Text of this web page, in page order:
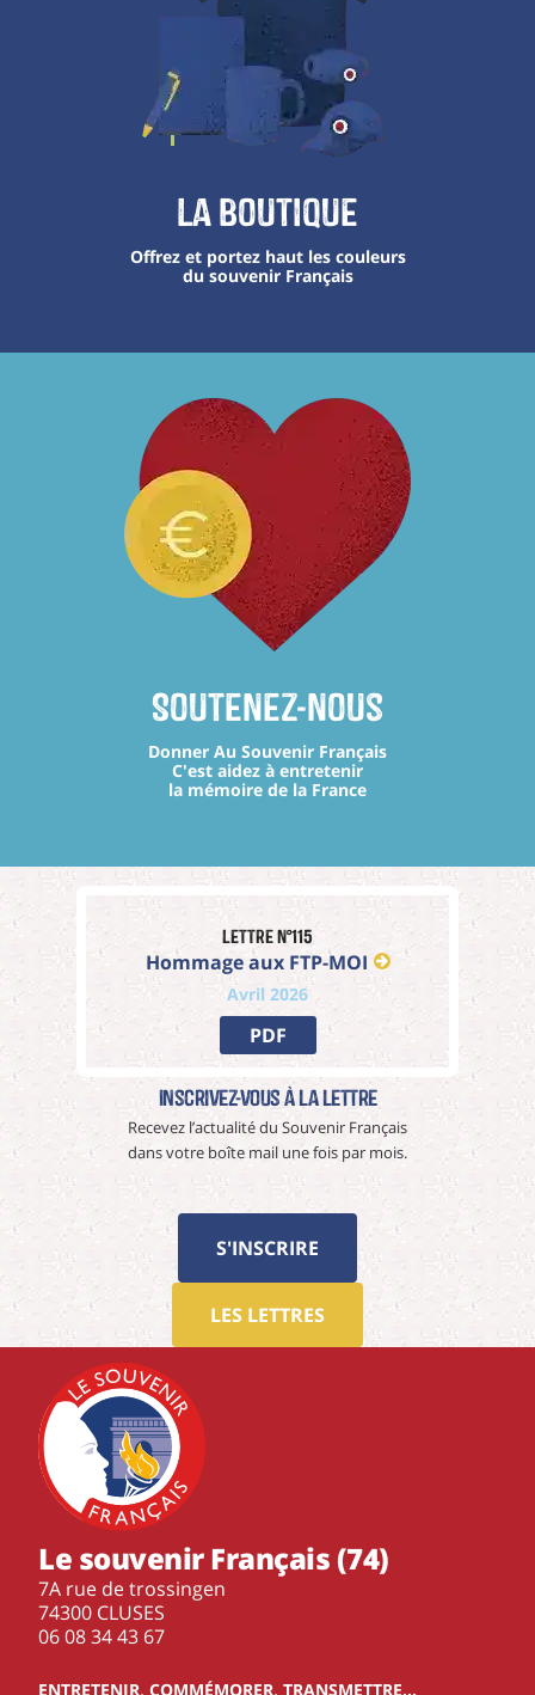
La boutique
Offrez et portez haut les couleurs
du souvenir Français
Soutenez-nous
Donner Au Souvenir Français
C'est aidez à entretenir
la mémoire de la France
Lettre n°115
Hommage aux FTP-MOI
Avril 2026
PDF
Inscrivez-vous à La Lettre
Recevez l’actualité du Souvenir Français
dans votre boîte mail une fois par mois.
S'INSCRIRE
LES LETTRES
Le souvenir Français (74)
7A rue de trossingen
74300 CLUSES
‭06 08 34 43 67‬
ENTRETENIR, COMMÉMORER, TRANSMETTRE…